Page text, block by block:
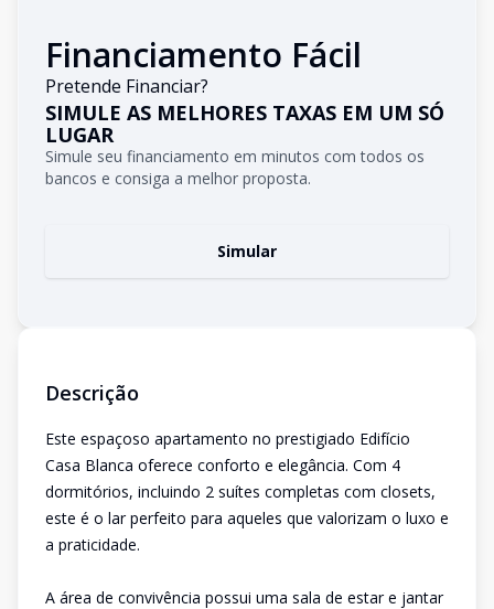
Financiamento Fácil
Pretende Financiar?
SIMULE AS MELHORES TAXAS EM UM SÓ
LUGAR
Simule seu financiamento em minutos com todos os
bancos e consiga a melhor proposta.
Simular
Descrição
Este espaçoso apartamento no prestigiado Edifício
Casa Blanca oferece conforto e elegância. Com 4
dormitórios, incluindo 2 suítes completas com closets,
este é o lar perfeito para aqueles que valorizam o luxo e
a praticidade.
A área de convivência possui uma sala de estar e jantar